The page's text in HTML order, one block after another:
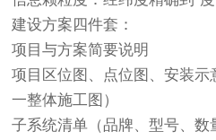
建设方案四件套：
项目与方案简要说明
项目区位图、点位图、安装
一整体施工图）
子系统清单（品牌、型号、数